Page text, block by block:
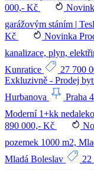
000,- Kč
garážovým stáním |
Kč
Novinka
kanalizace, plyn,
Kunratice
27 700
Exkluzivně - Prodej
Hurbanova
Praha 4
Moderní 1+kk
890 000,- Kč
pozemek 1000 m2,
Mladá Boleslav